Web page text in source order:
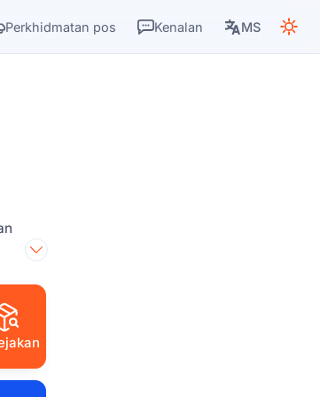
Perkhidmatan pos Kenalan MS